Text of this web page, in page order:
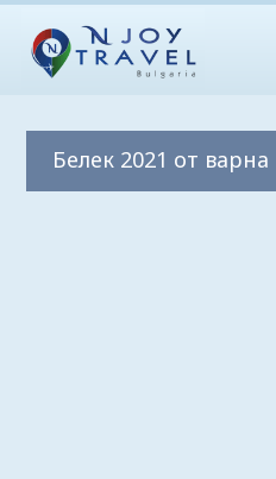
Белек 2021 от варна